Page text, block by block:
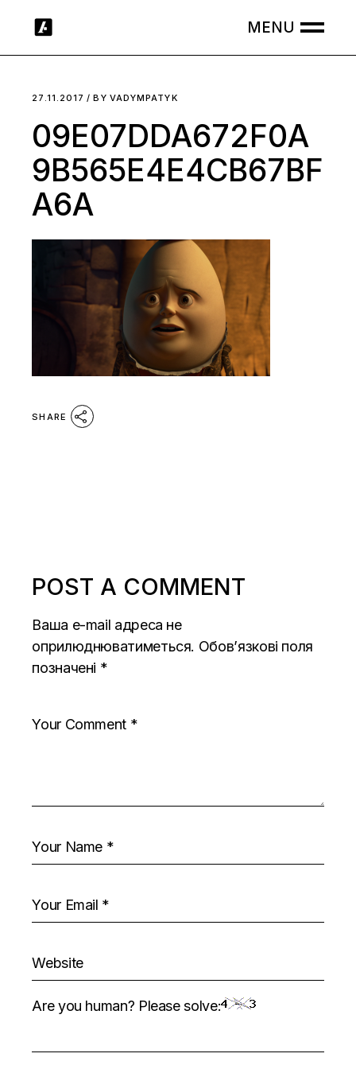
27.11.2017 BY VADYMPATYK
09E07DDA672F0A
9B565E4E4CB67BF
A6A
SHARE
POST A COMMENT
Ваша e-mail адреса не
оприлюднюватиметься. Обов’язкові поля
позначені *
Are you human? Please solve: